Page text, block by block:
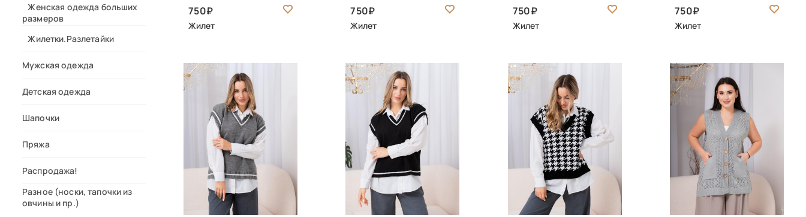
Женская одежда больших
размеров
Жилетки.Разлетайки
Мужская одежда
Детская одежда
Шапочки
Пряжа
Распродажа!
Разное (носки, тапочки из
овчины и пр.)
750
Жилет
750
Жилет
750
Жилет
750
Жилет